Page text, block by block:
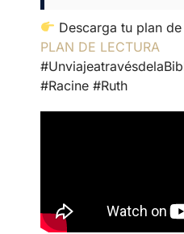
Descarga tu plan
PLAN DE LECTURA
#Racine #Ruth